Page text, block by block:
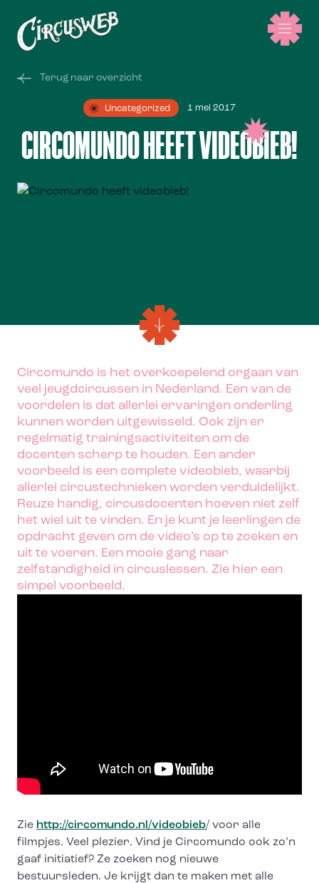
Terug naar overzicht
Uncategorized 1 mei 2017
CIRCOMUNDO HEEFT VIDEOBIEB!
Circomundo is het overkoepelend orgaan van
veel jeugdcircussen in Nederland. Een van de
voordelen is dat allerlei ervaringen onderling
kunnen worden uitgewisseld. Ook zijn er
regelmatig trainingsactiviteiten om de
docenten scherp te houden. Een ander
voorbeeld is een complete videobieb, waarbij
allerlei circustechnieken worden verduidelijkt.
Reuze handig, circusdocenten hoeven niet zelf
het wiel uit te vinden. En je kunt je leerlingen de
opdracht geven om de video’s op te zoeken en
uit te voeren. Een mooie gang naar
zelfstandigheid in circuslessen. Zie hier een
simpel voorbeeld.
Zie http://circomundo.nl/videobieb/ voor alle
filmpjes. Veel plezier. Vind je Circomundo ook zo’n
gaaf initiatief? Ze zoeken nog nieuwe
bestuursleden. Je krijgt dan te maken met alle